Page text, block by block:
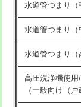
洗面台設置
化粧台設置
追加人工
廃棄・処分
交換・取付(排
持込商品取付
水道管つまり（
水道管つまり（
水道管つまり（
高圧洗浄機使用
（一般向け（